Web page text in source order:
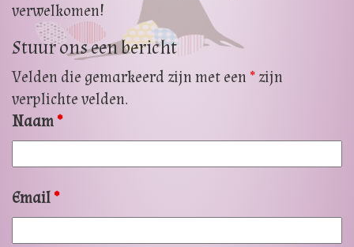
verwelkomen!
Stuur ons een bericht
Velden die gemarkeerd zijn met een *zijn
verplichte velden.
Naam*
Email*